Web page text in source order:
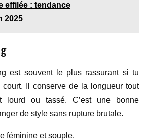
effilée : tendance
2025
est souvent le plus rassurant si tu
court. Il conserve de la longueur tout
lourd ou tassé. C’est une bonne
de style sans rupture brutale.
féminine et souple.